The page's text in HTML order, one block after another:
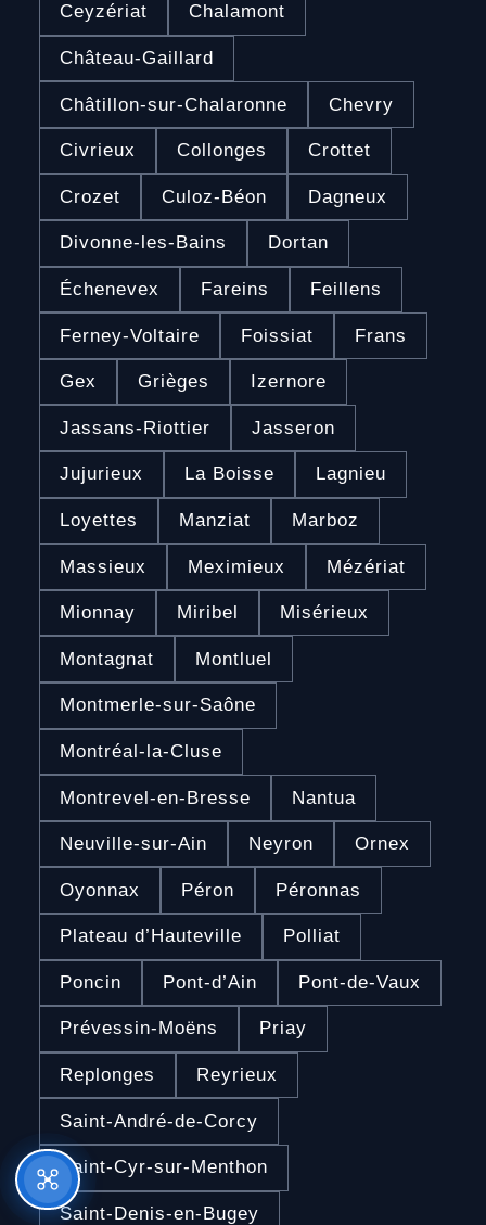
Ceyzériat Chalamont
Château-Gaillard
Châtillon-sur-Chalaronne Chevry
Civrieux Collonges Crottet
Crozet Culoz-Béon Dagneux
Divonne-les-Bains Dortan
Échenevex Fareins Feillens
Ferney-Voltaire Foissiat Frans
Gex Grièges Izernore
Jassans-Riottier Jasseron
Jujurieux La Boisse Lagnieu
Loyettes Manziat Marboz
Massieux Meximieux Mézériat
Mionnay Miribel Misérieux
Montagnat Montluel
Montmerle-sur-Saône
Montréal-la-Cluse
Montrevel-en-Bresse Nantua
Neuville-sur-Ain Neyron Ornex
Oyonnax Péron Péronnas
Plateau d’Hauteville Polliat
Poncin Pont-d’Ain Pont-de-Vaux
Prévessin-Moëns Priay
Replonges Reyrieux
Saint-André-de-Corcy
Saint-Cyr-sur-Menthon
Saint-Denis-en-Bugey